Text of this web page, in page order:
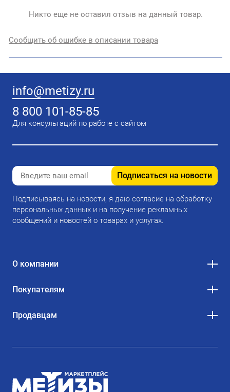
Никто еще не оставил отзыв на данный товар.
Сообщить об ошибке в описании товара
info@metizy.ru
8 800 101-85-85
Для консультаций по работе с сайтом
Подписаться на новости
Подписываясь на новости, я даю согласие на обработку
персональных данных и на получение рекламных
сообщений и новостей о товарах и услугах.
О компании
Покупателям
Продавцам